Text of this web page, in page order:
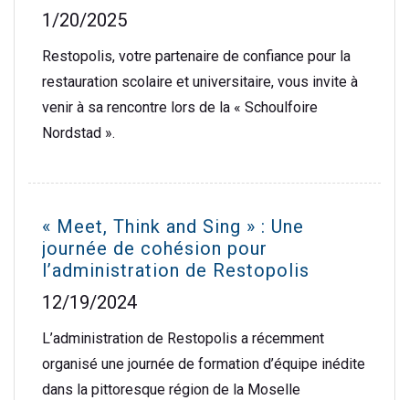
1/20/2025
Restopolis, votre partenaire de confiance pour la
restauration scolaire et universitaire, vous invite à
venir à sa rencontre lors de la « Schoulfoire
Nordstad ».
« Meet, Think and Sing » : Une
journée de cohésion pour
l’administration de Restopolis
12/19/2024
L’administration de Restopolis a récemment
organisé une journée de formation d’équipe inédite
dans la pittoresque région de la Moselle